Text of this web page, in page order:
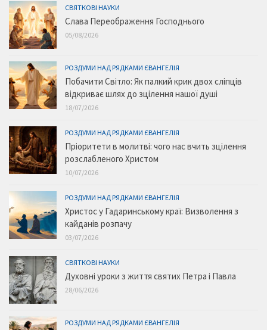
СВЯТКОВІ НАУКИ
Слава Переображення Господнього
05/08/2026
РОЗДУМИ НАД РЯДКАМИ ЄВАНГЕЛІЯ
Побачити Світло: Як палкий крик двох сліпців
відкриває шлях до зцілення нашої душі
18/07/2026
РОЗДУМИ НАД РЯДКАМИ ЄВАНГЕЛІЯ
Пріоритети в молитві: чого нас вчить зцілення
розслабленого Христом
10/07/2026
РОЗДУМИ НАД РЯДКАМИ ЄВАНГЕЛІЯ
Христос у Гадаринському краї: Визволення з
кайданів розпачу
03/07/2026
СВЯТКОВІ НАУКИ
Духовні уроки з життя святих Петра і Павла
28/06/2026
РОЗДУМИ НАД РЯДКАМИ ЄВАНГЕЛІЯ